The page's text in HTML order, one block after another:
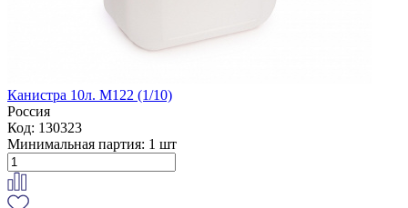
Канистра 10л. М122 (1/10)
Россия
Код: 130323
Минимальная партия: 1 шт